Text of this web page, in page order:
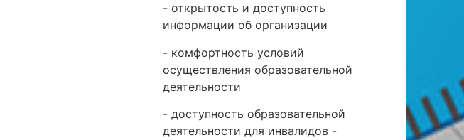
- открытость и доступность
информации об организации
- комфортность условий
осуществления образовательной
деятельности
- доступность образовательной
деятельности для инвалидов -